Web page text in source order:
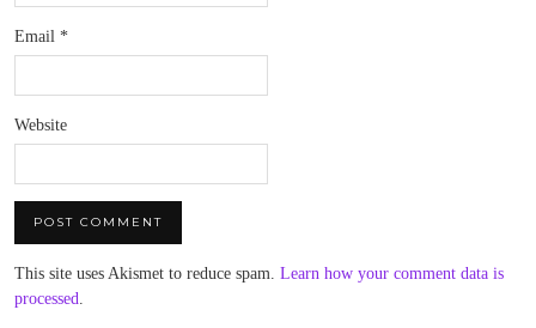
Email *
Website
This site uses Akismet to reduce spam. Learn how your comment data is
processed.